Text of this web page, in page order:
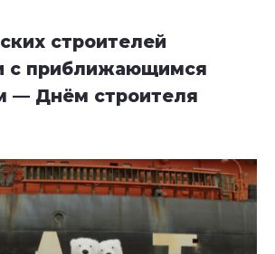
строителей
с приближающимся
— Днём строителя